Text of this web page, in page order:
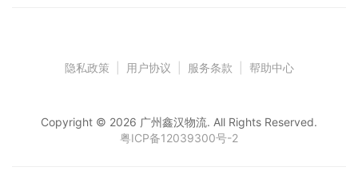
隐私政策 用户协议 服务条款 帮助中心
Copyright © 2026 广州鑫汉物流. All Rights Reserved.
粤ICP备12039300号-2